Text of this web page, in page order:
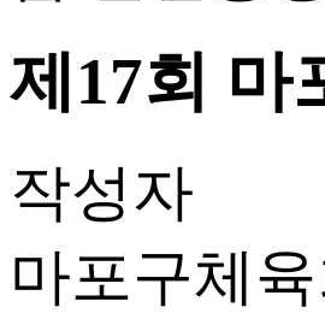
제17회 마
작성자
마포구체육